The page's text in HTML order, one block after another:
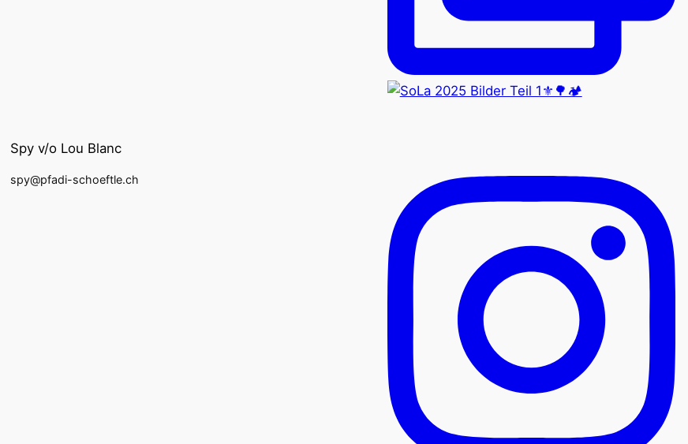
Spy v/o Lou Blanc
spy@pfadi-schoeftle.ch